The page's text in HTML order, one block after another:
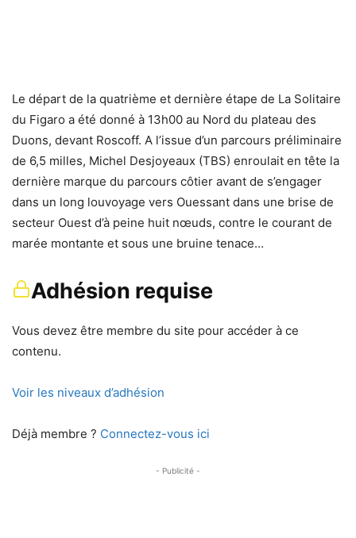
Le départ de la quatrième et dernière étape de La Solitaire
du Figaro a été donné à 13h00 au Nord du plateau des
Duons, devant Roscoff. A l’issue d’un parcours préliminaire
de 6,5 milles, Michel Desjoyeaux (TBS) enroulait en tête la
dernière marque du parcours côtier avant de s’engager
dans un long louvoyage vers Ouessant dans une brise de
secteur Ouest d’à peine huit nœuds, contre le courant de
marée montante et sous une bruine tenace…
Adhésion requise
Vous devez être membre du site pour accéder à ce
contenu.
Voir les niveaux d’adhésion
Déjà membre ? Connectez-vous ici
- Publicité -